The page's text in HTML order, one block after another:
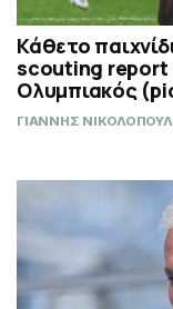
Κάθετο
scouting report
Ολυμπιακός
ΓΙΑΝΝΗΣ